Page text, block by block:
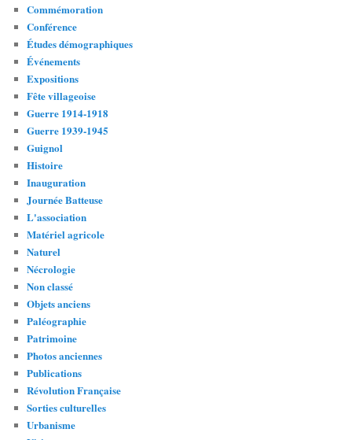
Commémoration
Conférence
Études démographiques
Événements
Expositions
Fête villageoise
Guerre 1914-1918
Guerre 1939-1945
Guignol
Histoire
Inauguration
Journée Batteuse
L'association
Matériel agricole
Naturel
Nécrologie
Non classé
Objets anciens
Paléographie
Patrimoine
Photos anciennes
Publications
Révolution Française
Sorties culturelles
Urbanisme